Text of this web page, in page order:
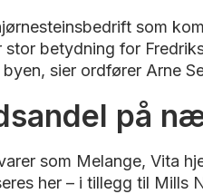
som
stor betydning for
sier ordfører Arne
på
som Melange, Vita
her – i tillegg til Mills